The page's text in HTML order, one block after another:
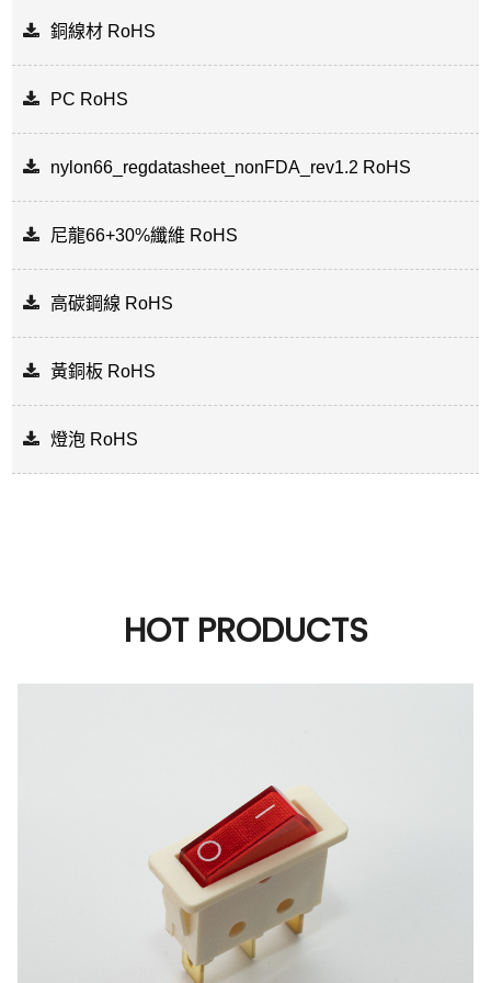
銅線材 RoHS
PC RoHS
nylon66_regdatasheet_nonFDA_rev1.2 RoHS
尼龍66+30%纖維 RoHS
高碳鋼線 RoHS
黃銅板 RoHS
燈泡 RoHS
HOT PRODUCTS